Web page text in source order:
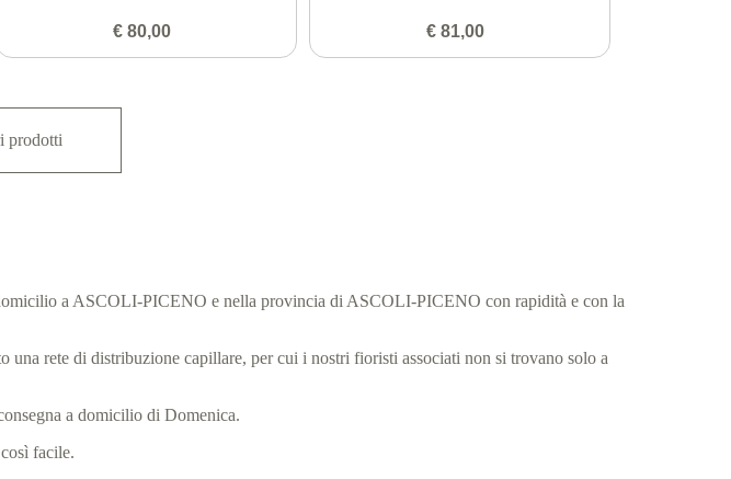
€ 80,00 € 81,00
prodotti
a ASCOLI-PICENO e nella provincia di ASCOLI-PICENO con rapidità e con la
una rete di distribuzione capillare, per cui i nostri fioristi associati non si trovano solo a
a domicilio di Domenica.
facile.